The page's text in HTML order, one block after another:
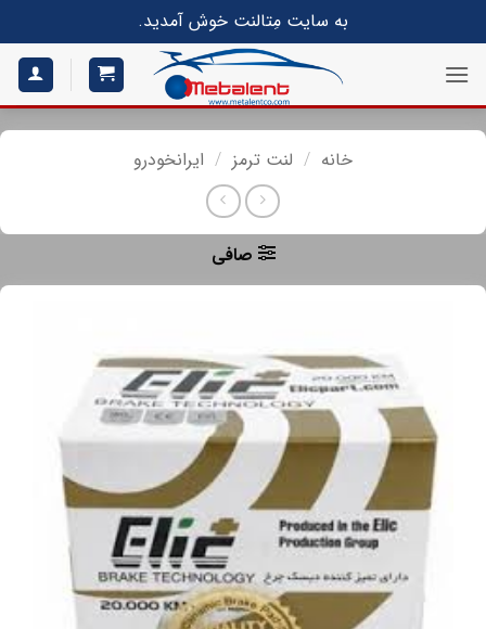
به سایت مِتالنت خوش آمدید.
خانه / لنت ترمز / ایرانخودرو
صافی